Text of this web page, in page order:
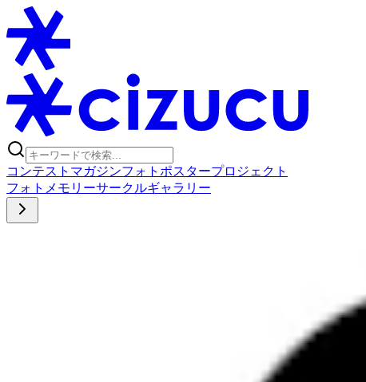
コンテスト マガジンフォトポスタープロジェクト
フォト メモリーサークルギャラリー